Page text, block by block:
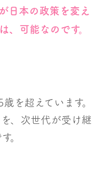
日本の政策を変え
、可能なのです。
を超えています。
、次世代が受け継
。